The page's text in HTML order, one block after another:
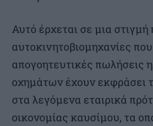
Αυτό έρχεται σε μια στιγμή
αυτοκινητοβιομηχανίες
απογοητευτικές πωλήσεις
οχημάτων έχουν εκφράσει
στα λεγόμενα εταιρικά
οικονομίας καυσίμου, τα